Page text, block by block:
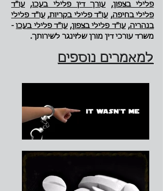
פלילי בצפון, עורך דין פלילי בעכו, עו"ד
פלילי בחיפה, עו"ד פלילי בקריות,עו"ד פלילי
בנהריה,עו"ד פלילי בצפון,עו"ד פלילי בעכו-
משרד עורכי דין מורן שלזינגר לשירותך.
למאמרים נוספים